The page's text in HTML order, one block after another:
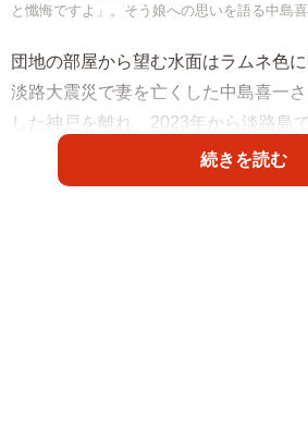
と懺悔ですよ」。そう娘への思いを語る中島
団地の部屋から望む水面はラムネ色
淡路大震災で妻を亡くした中島喜一
した神戸を離れ、2023年から淡路島
の時、つぶれた家にいなかったし、
んです。だから、娘に背中を見せる
続きを読む